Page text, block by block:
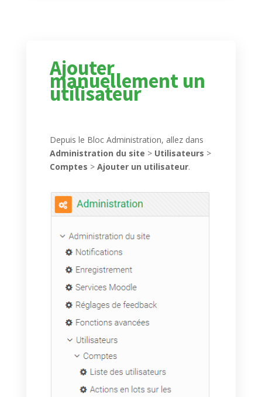
Ajouter
manuellement un
utilisateur
Depuis le Bloc Administration, allez dans
Administration du site > Utilisateurs >
Comptes > Ajouter un utilisateur.